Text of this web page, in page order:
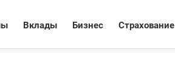
Вклады Бизнес Страхование